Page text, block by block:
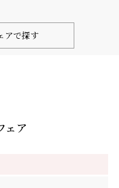
アで探す
ェア